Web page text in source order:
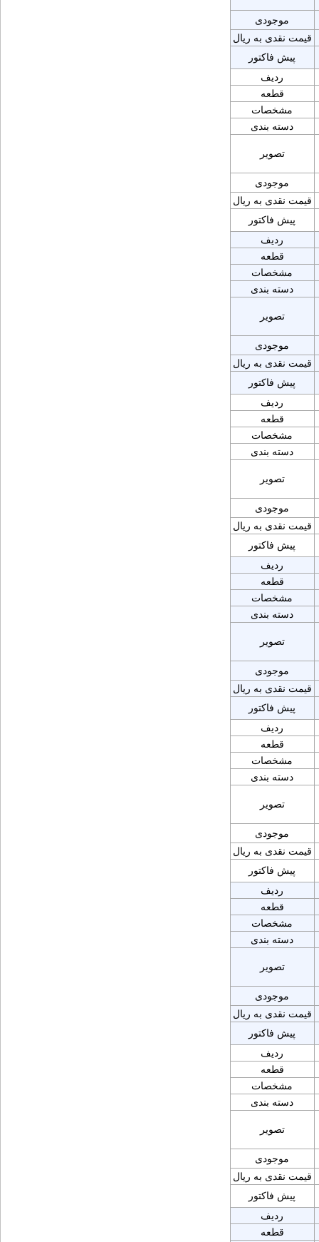
موجودی
قیمت نقدی به ریال
پیش فاکتور
ردیف
قطعه
مشخصات
دسته بندی
تصویر
موجودی
قیمت نقدی به ریال
پیش فاکتور
ردیف
قطعه
مشخصات
دسته بندی
تصویر
موجودی
قیمت نقدی به ریال
پیش فاکتور
ردیف
قطعه
مشخصات
دسته بندی
تصویر
موجودی
قیمت نقدی به ریال
پیش فاکتور
ردیف
قطعه
مشخصات
دسته بندی
تصویر
موجودی
قیمت نقدی به ریال
پیش فاکتور
ردیف
قطعه
مشخصات
دسته بندی
تصویر
موجودی
قیمت نقدی به ریال
پیش فاکتور
ردیف
قطعه
مشخصات
دسته بندی
تصویر
موجودی
قیمت نقدی به ریال
پیش فاکتور
ردیف
قطعه
مشخصات
دسته بندی
تصویر
موجودی
قیمت نقدی به ریال
پیش فاکتور
ردیف
قطعه